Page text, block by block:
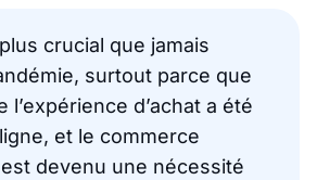
crucial que jamais
surtout parce que
l’expérience d’achat a été
et le commerce
devenu une nécessité